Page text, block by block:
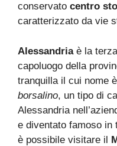
conservato centro
caratterizzato da vie
Alessandriaè la
capoluogo della
tranquilla il cui nome
borsalino, un tipo di
Alessandria
e diventato famoso in
è possibile visitare il